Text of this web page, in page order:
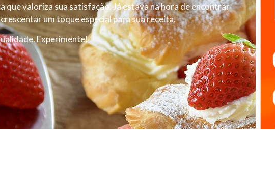
que valoriza sua satisfação. Já estava na hora de encontrar
um toque especial para sua receita.
Experimente!